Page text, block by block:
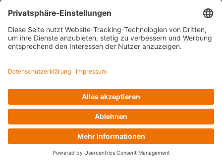
Gefahrenmelder
Türsprechanlagen
Alle anzeigen
Außenstationen
Klingeltaster und Gongs
Sprechanlagen-Sets
Zubehör Türkommunikation
Videoüberwachung
Zubehör Videoüberwachung
Alle anzeigen